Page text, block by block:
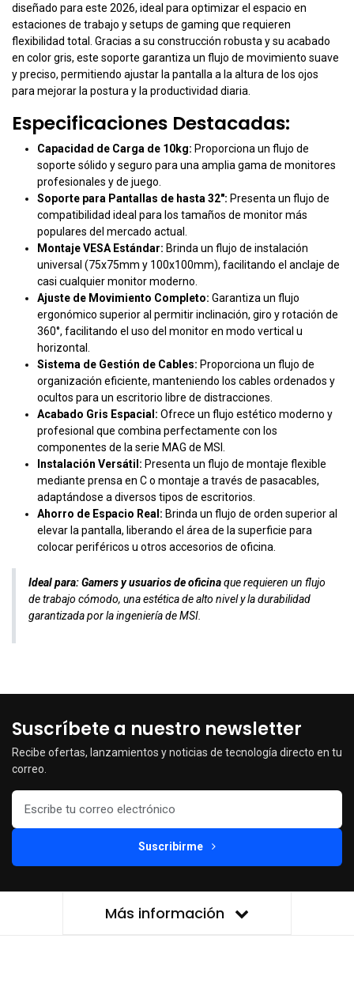
diseñado para este 2026, ideal para optimizar el espacio en
estaciones de trabajo y setups de gaming que requieren
flexibilidad total. Gracias a su construcción robusta y su acabado
en color gris, este soporte garantiza un flujo de movimiento suave
y preciso, permitiendo ajustar la pantalla a la altura de los ojos
para mejorar la postura y la productividad diaria.
Especificaciones Destacadas:
Capacidad de Carga de 10kg: Proporciona un flujo de
soporte sólido y seguro para una amplia gama de monitores
profesionales y de juego.
Soporte para Pantallas de hasta 32": Presenta un flujo de
compatibilidad ideal para los tamaños de monitor más
populares del mercado actual.
Montaje VESA Estándar: Brinda un flujo de instalación
universal (75x75mm y 100x100mm), facilitando el anclaje de
casi cualquier monitor moderno.
Ajuste de Movimiento Completo: Garantiza un flujo
ergonómico superior al permitir inclinación, giro y rotación de
360°, facilitando el uso del monitor en modo vertical u
horizontal.
Sistema de Gestión de Cables: Proporciona un flujo de
organización eficiente, manteniendo los cables ordenados y
ocultos para un escritorio libre de distracciones.
Acabado Gris Espacial: Ofrece un flujo estético moderno y
profesional que combina perfectamente con los
componentes de la serie MAG de MSI.
Instalación Versátil: Presenta un flujo de montaje flexible
mediante prensa en C o montaje a través de pasacables,
adaptándose a diversos tipos de escritorios.
Ahorro de Espacio Real: Brinda un flujo de orden superior al
elevar la pantalla, liberando el área de la superficie para
colocar periféricos u otros accesorios de oficina.
Ideal para:Gamers y usuarios de oficinaque requieren un flujo
de trabajo cómodo, una estética de alto nivel y la durabilidad
garantizada por la ingeniería de MSI.
Suscríbete a nuestro newsletter
Recibe ofertas, lanzamientos y noticias de tecnología directo en tu
correo.
Suscribirme
Más información